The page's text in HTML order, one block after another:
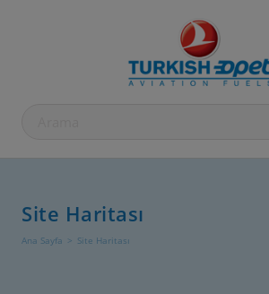
Site Haritası
Ana Sayfa Site Haritası